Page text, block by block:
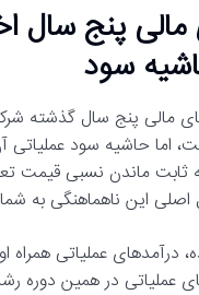
پنج سال
سود
ماندن نسبی قیمت
اصلی این ناهماهنگی به